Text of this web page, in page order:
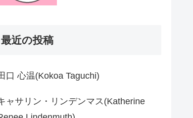
最近の投稿
口 心温(Kokoa Taguchi)
ャサリン・リンデンマス(Katherine